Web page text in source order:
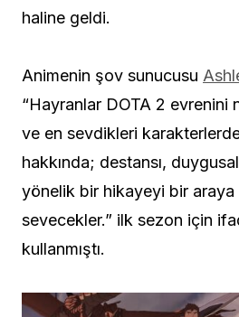
haline geldi.
Animenin şov sunucusu
“Hayranlar DOTA 2 evrenini
ve en sevdikleri
hakkında; destansı,
yönelik bir hikayeyi bir
sevecekler.” ilk sezon için
kullanmıştı.